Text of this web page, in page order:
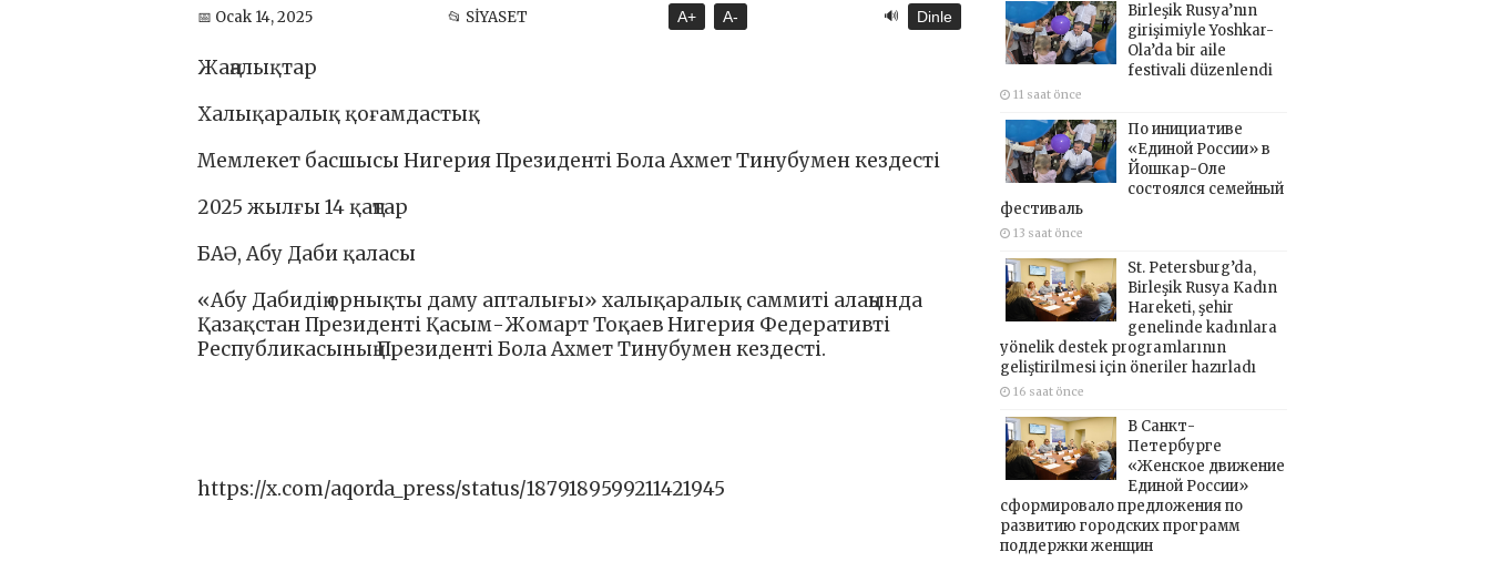
📅 Ocak 14, 2025 📂 SİYASET A+ A- 🔊 Dinle
Жаңалықтар
Халықаралық қоғамдастық
Мемлекет басшысы Нигерия Президенті Бола Ахмет Тинубумен кездесті
2025 жылғы 14 қаңтар
БАӘ, Абу Даби қаласы
«Абу Дабидің орнықты даму апталығы» халықаралық саммиті алаңында
Қазақстан Президенті Қасым-Жомарт Тоқаев Нигерия Федеративті
Республикасының Президенті Бола Ахмет Тинубумен кездесті.
https://x.com/aqorda_press/status/1879189599211421945
Birleşik Rusya’nın
girişimiyle Yoshkar-
Ola’da bir aile
festivali düzenlendi
11 saat önce
По инициативе
«Единой России» в
Йошкар-Оле
состоялся семейный
фестиваль
13 saat önce
St. Petersburg’da,
Birleşik Rusya Kadın
Hareketi, şehir
genelinde kadınlara
yönelik destek programlarının
geliştirilmesi için öneriler hazırladı
16 saat önce
В Санкт-
Петербурге
«Женское движение
Единой России»
сформировало предложения по
развитию городских программ
поддержки женщин